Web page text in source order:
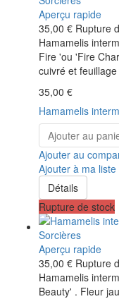
Aperçu rapide
35,00 € Rupture
Hamamelis
Fire 'ou 'Fire
cuivré et
35,00 €
Hamamelis
Ajouter au
Ajouter au
Ajouter à ma
Détails
Rupture de stock
Aperçu rapide
35,00 € Rupture
Hamamelis
Beauty' . Fleur